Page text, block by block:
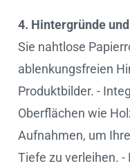
4. Hintergründe
Sie nahtlose
ablenkungsfreien
Produktbilder. -
Oberflächen wie
Aufnahmen, um
Tiefe zu verleihen.